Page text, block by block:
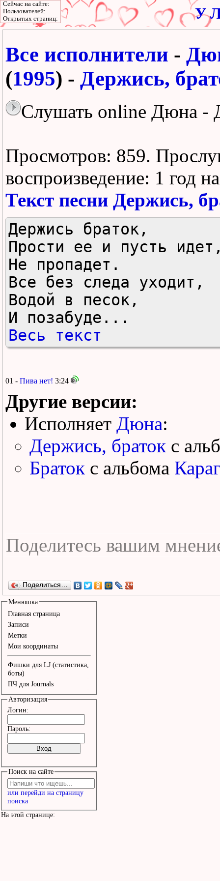
У
Все исполнители -
(1995) - Держись,
Слушать online Дюна -
Просмотров: 859.
воспроизведение: 1 год
Текст песни Держись,
Держись браток,
Прости ее и пусть
Не пропадет.
Все без следа уходит,
Водой в песок,
И позабуде...
Весь текст
01 - Пива нет! 3:24
Другие версии:
Исполняет Дюна:
Держись, браток с
Браток с альбома
Поделиться…
Менюшка
Главная страница
Записи
Метки
Мои координаты
Фишки для LJ (статистика,
боты)
ПЧ для Journals
Авторизация
Логин:
Пароль:
Поиск на сайте
или перейди на страницу
поиска
На этой странице:
Сейчас на сайте:
Пользователей:
Открытых страниц: